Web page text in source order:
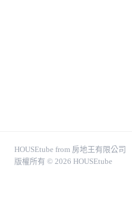
HOUSEtube from 房地王有限公司
版權所有 © 2026 HOUSEtube